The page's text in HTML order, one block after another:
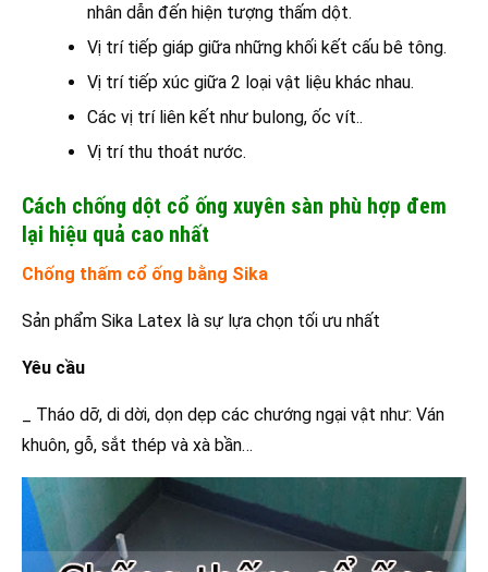
nhân dẫn đến hiện tượng thấm dột.
Vị trí tiếp giáp giữa những khối kết cấu bê tông.
Vị trí tiếp xúc giữa 2 loại vật liệu khác nhau.
Các vị trí liên kết như bulong, ốc vít..
Vị trí thu thoát nước.
Cách chống dột cổ ống xuyên sàn phù hợp đem
lại hiệu quả cao nhất
Chống thấm cổ ống bằng Sika
Sản phẩm Sika Latex là sự lựa chọn tối ưu nhất
Yêu cầu
_ Tháo dỡ, di dời, dọn dẹp các chướng ngại vật như: Ván
khuôn, gỗ, sắt thép và xà bần…